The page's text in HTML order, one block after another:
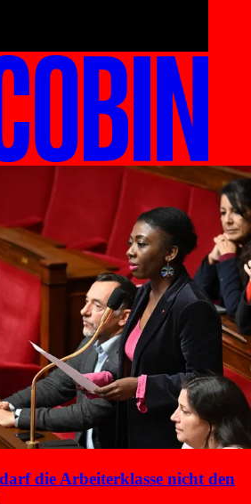
die Arbeiterklasse nicht den